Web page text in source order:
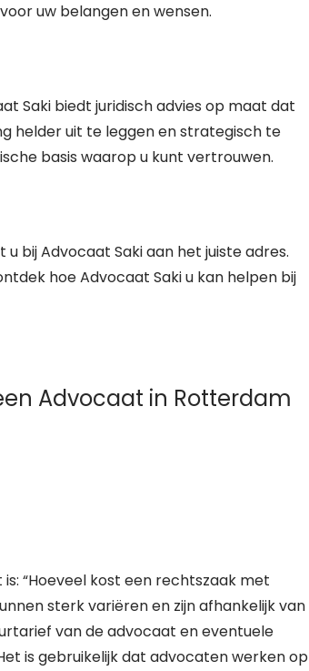
uw belangen en wensen.
Saki biedt juridisch advies op maat dat
helder uit te leggen en strategisch te
basis waarop u kunt vertrouwen.
bij Advocaat Saki aan het juiste adres.
hoe Advocaat Saki u kan helpen bij
Advocaat in Rotterdam
“Hoeveel kost een rechtszaak met
sterk variëren en zijn afhankelijk van
van de advocaat en eventuele
is gebruikelijk dat advocaten werken op